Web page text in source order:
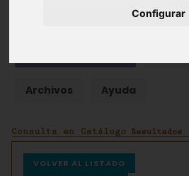
Configurar
Cine doméstico
Archivos Ayuda
VOLVER AL LISTADO